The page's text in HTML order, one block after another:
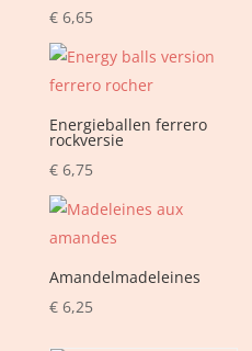
€6,65
Energieballen ferrero
rockversie
€6,75
Amandelmadeleines
€6,25